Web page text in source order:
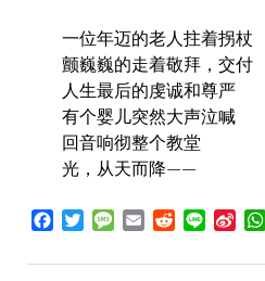
一位年迈的老人拄着拐杖
颤巍巍的走着敬拜，交付
人生最后的虔诚和尊严
有个婴儿突然大声泣喊
回音响彻整个教堂
光，从天而降——
Facebook
TwitterMessageEmailRedditLine Sina